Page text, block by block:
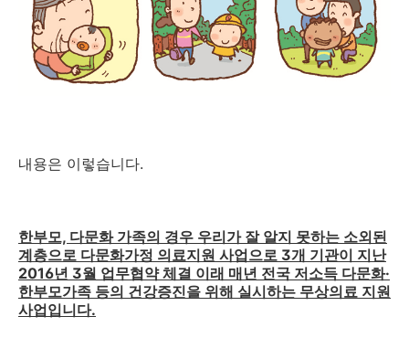
내용은 이렇습니다.
한부모, 다문화 가족의 경우 우리가 잘 알지 못하는 소외된
계층으로 다문화가정 의료지원 사업으로 3개 기관이 지난
2016년 3월 업무협약 체결 이래 매년 전국 저소득 다문화·
한부모가족 등의 건강증진을 위해 실시하는 무상의료 지원
사업입니다.